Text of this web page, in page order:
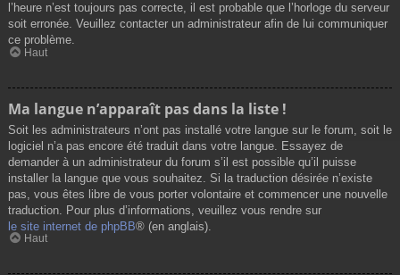
l’heure n’est toujours pas correcte, il est probable que l’horloge du serveur
soit erronée. Veuillez contacter un administrateur afin de lui communiquer
ce problème.
Haut
Ma langue n’apparaît pas dans la liste !
Soit les administrateurs n’ont pas installé votre langue sur le forum, soit le
logiciel n’a pas encore été traduit dans votre langue. Essayez de
demander à un administrateur du forum s’il est possible qu’il puisse
installer la langue que vous souhaitez. Si la traduction désirée n’existe
pas, vous êtes libre de vous porter volontaire et commencer une nouvelle
traduction. Pour plus d’informations, veuillez vous rendre sur
le site internet de phpBB® (en anglais).
Haut